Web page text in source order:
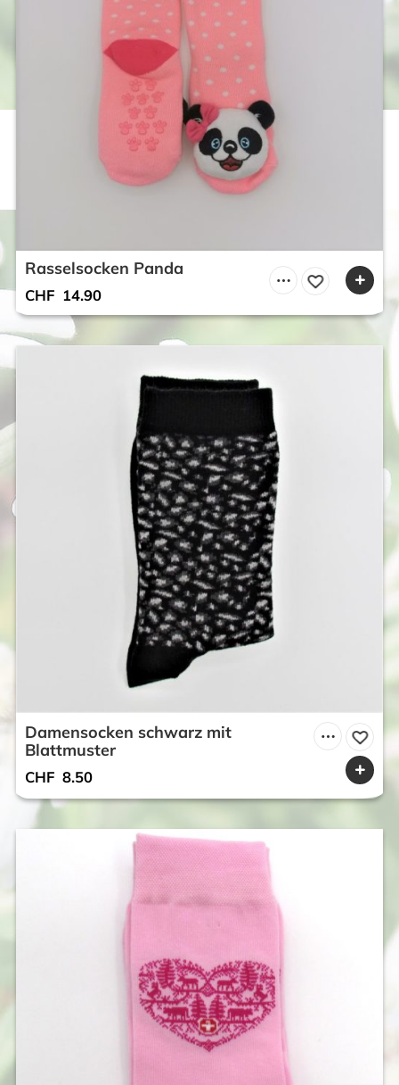
Rasselsocken Panda
CHF 14.90
Damensocken schwarz mit
Blattmuster
CHF 8.50